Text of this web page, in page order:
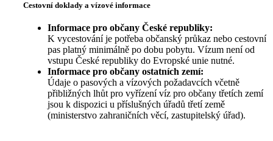
Cestovní doklady a vízové informace
Informace pro občany České republiky:
K vycestování je potřeba občanský průkaz nebo cestovní
pas platný minimálně po dobu pobytu. Vízum není od
vstupu České republiky do Evropské unie nutné.
Informace pro občany ostatních zemí:
Údaje o pasových a vízových požadavcích včetně
přibližných lhůt pro vyřízení víz pro občany třetích zemí
jsou k dispozici u příslušných úřadů třetí země
(ministerstvo zahraničních věcí, zastupitelský úřad).